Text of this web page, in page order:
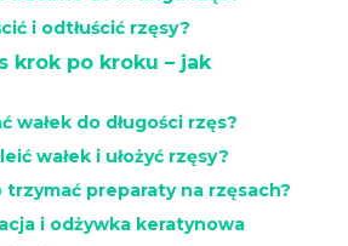
i odtłuścić rzęsy?
krok po kroku – jak
wałek do długości rzęs?
wałek i ułożyć rzęsy?
trzymać preparaty na rzęsach?
i odżywka keratynowa